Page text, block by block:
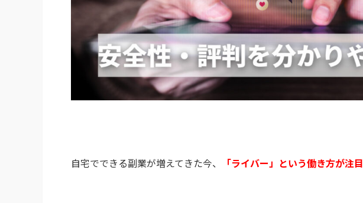
自宅でできる副業が増えてきた今、 「ライバー」という働き方が注目